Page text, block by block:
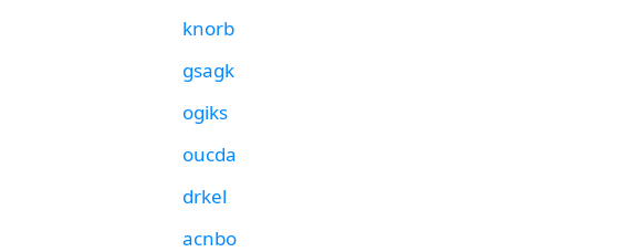
knorb
gsagk
ogiks
oucda
drkel
acnbo